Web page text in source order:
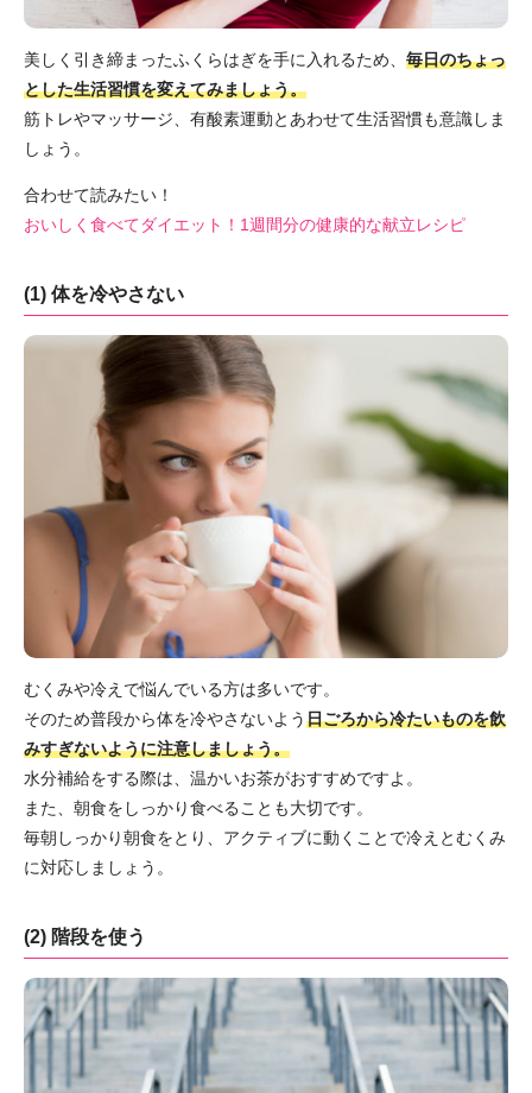
美しく引き締まったふくらはぎを手に入れるため、 毎日のちょっ
とした生活習慣を変えてみましょう。
筋トレやマッサージ、有酸素運動とあわせて生活習慣も意識しま
しょう。
合わせて読みたい！
おいしく食べてダイエット！1週間分の健康的な献立レシピ
(1) 体を冷やさない
むくみや冷えで悩んでいる方は多いです。
そのため普段から体を冷やさないよう日ごろから冷たいものを飲
みすぎないように注意しましょう。
水分補給をする際は、温かいお茶がおすすめですよ。
また、朝食をしっかり食べることも大切です。
毎朝しっかり朝食をとり、アクティブに動くことで冷えとむくみ
に対応しましょう。
(2) 階段を使う